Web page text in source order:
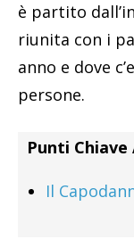
è partito
riunita con i
anno e dove
persone.
Punti
Il